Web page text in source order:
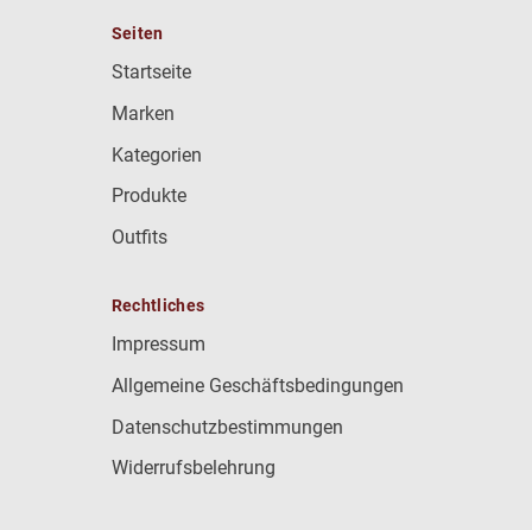
Seiten
Startseite
Marken
Kategorien
Produkte
Outfits
Rechtliches
Impressum
Allgemeine Geschäftsbedingungen
Datenschutzbestimmungen
Widerrufsbelehrung